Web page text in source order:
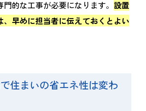
的な工事が必要になります。 設置
、早めに担当者に伝えておくとよい
住まいの省エネ性は変わ